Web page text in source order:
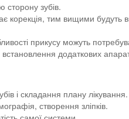
сторону зубів.
корекція, тим вищими будуть
прикусу можуть
додаткових
і складання плану лікування.
створення зліпків.